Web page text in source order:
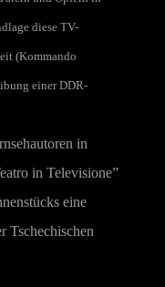
diese TV-
(Kommando
einer DDR-
in
in Televisione”
eine
Tschechischen